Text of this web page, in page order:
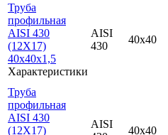
Труба
профильная
AISI 430
(12Х17)
40x40x1,5
Характеристики
AISI
430
40x40
Труба
профильная
AISI 430
(12Х17)
AISI
40x40